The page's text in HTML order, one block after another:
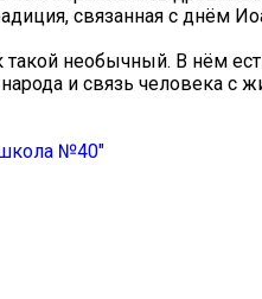
связанная с днём
необычный. В нём
и связь человека с
№40"